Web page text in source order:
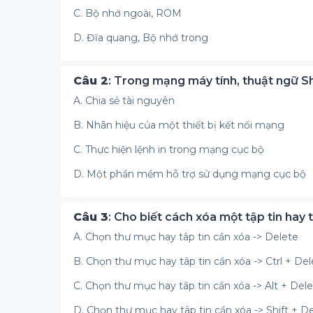
C. Bộ nhớ ngoài, ROM
D. Đĩa quang, Bộ nhớ trong
Câu 2: Trong mạng máy tính, thuật ngữ
A. Chia sẻ tài nguyên
B. Nhãn hiệu của một thiết bị kết nối mạng
C. Thực hiện lệnh in trong mạng cục bộ
D. Một phần mềm hỗ trợ sử dụng mạng cục bộ
Câu 3: Cho biết cách xóa một tập tin hay
A. Chọn thư mục hay tâp tin cần xóa -> Delete
B. Chọn thư mục hay tâp tin cần xóa -> Ctrl +
C. Chọn thư mục hay tâp tin cần xóa -> Alt +
D. Chọn thư mục hay tâp tin cần xóa -> Shift +